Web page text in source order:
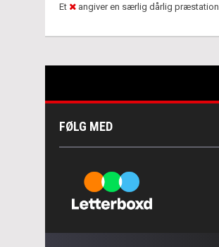
Et
angiver en særlig dårlig præstation
FØLG MED